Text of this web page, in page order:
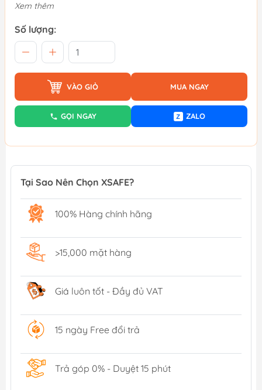
Xem thêm
Số lượng:
VÀO GIỎ MUA NGAY
GỌI NGAY Z ZALO
Tại Sao Nên Chọn XSAFE?
100% Hàng chính hãng
>15,000 mặt hàng
Giá luôn tốt - Đầy đủ VAT
15 ngày Free đổi trả
Trả góp 0% - Duyệt 15 phút